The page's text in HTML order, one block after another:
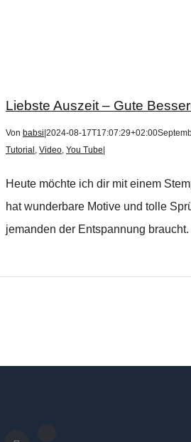
Liebste Auszeit – Gute
Von babsi 2024-08-17T17:07:29+02:00
Tutorial , Video, You Tube
Heute möchte ich dir mit einem
hat wunderbare Motive und tolle
jemanden der Entspannung braucht.